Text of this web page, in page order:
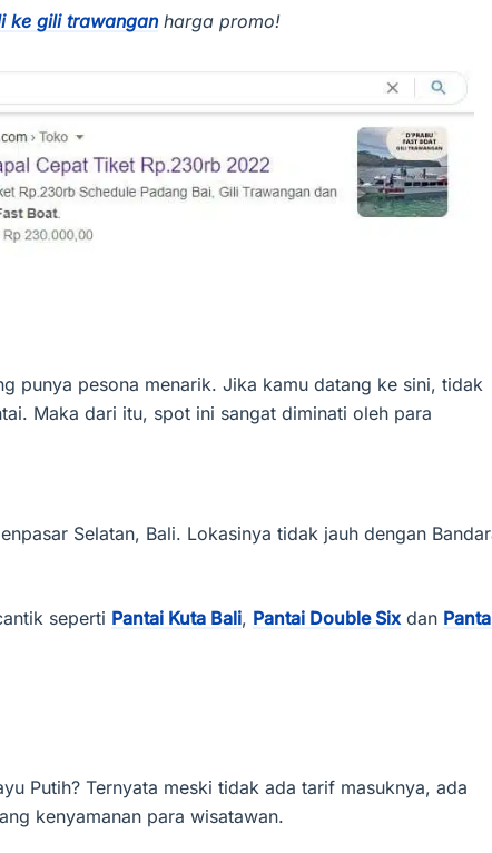
ke gili trawanganharga promo!
punya pesona menarik. Jika kamu datang ke sini, tidak
Maka dari itu, spot ini sangat diminati oleh para
Selatan, Bali. Lokasinya tidak jauh dengan
seperti Pantai Kuta Bali, Pantai Double Sixdan
Putih? Ternyata meski tidak ada tarif masuknya, ada
kenyamanan para wisatawan.